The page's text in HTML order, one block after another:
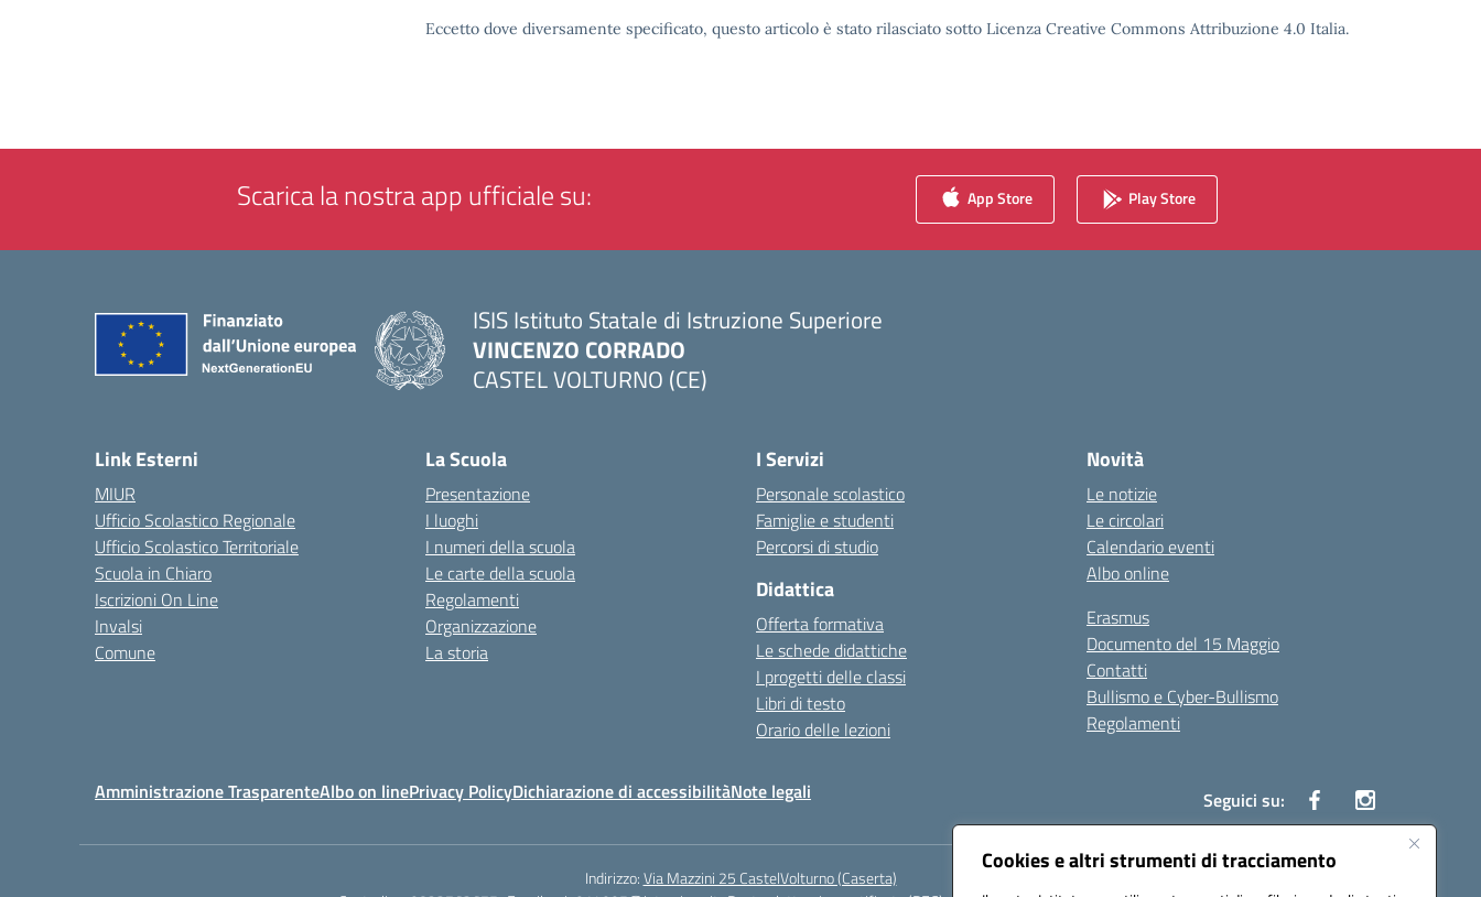
Cookies e altri strumenti di tracciamento
Eccetto dove diversamente specificato, questo articolo è stato rilasciato sotto Licenza Creative Commons Attribuzione 4.0 Italia.
Scarica la nostra app ufficiale su: App Store Play Store
ISIS Istituto Statale di Istruzione Superiore
VINCENZO CORRADO
CASTEL VOLTURNO (CE)
Link Esterni
MIUR
Ufficio Scolastico Regionale
Ufficio Scolastico Territoriale
Scuola in Chiaro
Iscrizioni On Line
Invalsi
Comune
La Scuola
Presentazione
I luoghi
I numeri della scuola
Le carte della scuola
Regolamenti
Organizzazione
La storia
I Servizi
Personale scolastico
Famiglie e studenti
Percorsi di studio
Didattica
Offerta formativa
Le schede didattiche
I progetti delle classi
Libri di testo
Orario delle lezioni
Novità
Le notizie
Le circolari
Calendario eventi
Albo online
Erasmus
Documento del 15 Maggio
Contatti
Bullismo e Cyber-Bullismo
Regolamenti
Amministrazione TrasparenteAlbo on linePrivacy PolicyDichiarazione di accessibilitàNote legali Seguici su:
Indirizzo:Via Mazzini 25 CastelVolturno (Caserta)